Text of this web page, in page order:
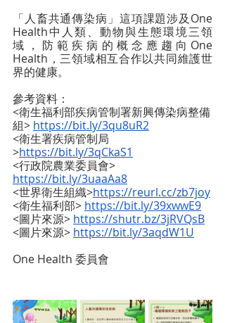
「人畜共通傳染病」這項課題涉及One
Health中人類、動物與生態環境三領
域，防範疾病的概念應趨向One
Health，三領域相互合作以共同維護世
界的健康。
參考資料：
<衛生福利部疾病管制署新興傳染病整備
組> https://bit.ly/3qu8uR2
<衛生署疾病管制局
>https://bit.ly/3qCkaS1
<行政院農業委員會>
https://bit.ly/3uaaAa8
<世界衛生組織>https://reurl.cc/zb7joy
<衛生福利部> https://bit.ly/39xwwE9
<圖片來源> https://shutr.bz/3jRVQsB
<圖片來源> https://bit.ly/3aqdW1U
One Health 委員會